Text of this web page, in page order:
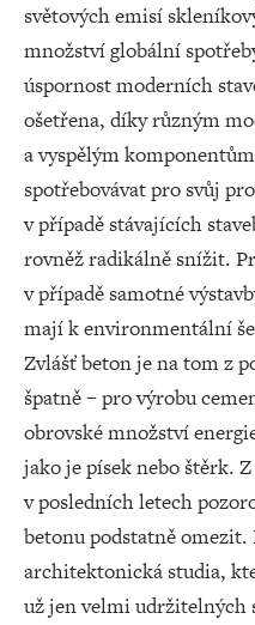
světových emisí
množství globální
úspornost moderních
ošetřena, díky různým
a vyspělým
spotřebovávat pro svůj
v případě stávajících
rovněž radikálně snížit.
v případě samotné
mají k environmentální
Zvlášť beton je na tom z
špatně – pro výrobu
obrovské množství
jako je písek nebo štěrk.
v posledních letech
betonu podstatně omezit.
architektonická studia,
už jen velmi udržitelných